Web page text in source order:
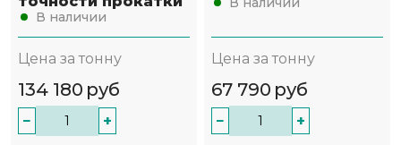
В наличии
Цена за тонну
134 180 руб
− +
Цена за тонну
67 790 руб
− +